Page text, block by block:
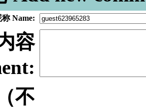
称 Name:
容
不